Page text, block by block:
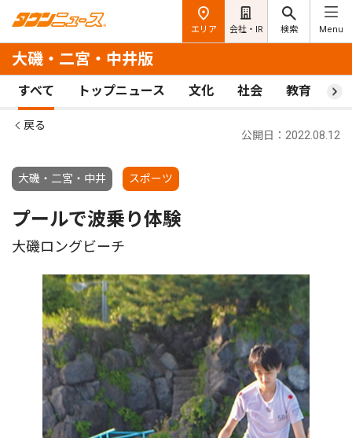
エリア 会社・IR 検索 Menu
大磯・二宮・中井版
すべて トップニュース 文化 社会 教育 ス
戻る
大磯・二宮・中井 スポーツ
公開日：2022.08.12
プールで波乗り体験
大磯ロングビーチ